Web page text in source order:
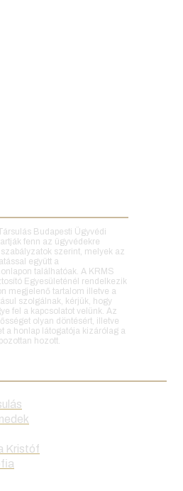
Budapesti Ügyvédi
fenn az ügyvédekre
szerint, melyek az
együtt a
találhatóak. A KRMS
Egyesületénél rendelkezik
megjelenő tartalom illetve a
szolgálnak, kérjük, hogy
fel a kapcsolatot velünk. Az
olyan döntésért, illetve
a honlap látogatója kizárólag a
hozott.
Kristóf